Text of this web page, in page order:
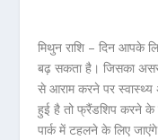
मिथुन राशि – दिन आपके
बढ़ सकता है। जिसका
से आराम करने पर स्वास्थ्य
हुई है तो फ्रैंडशिप करने के
पार्क में टहलने के लिए